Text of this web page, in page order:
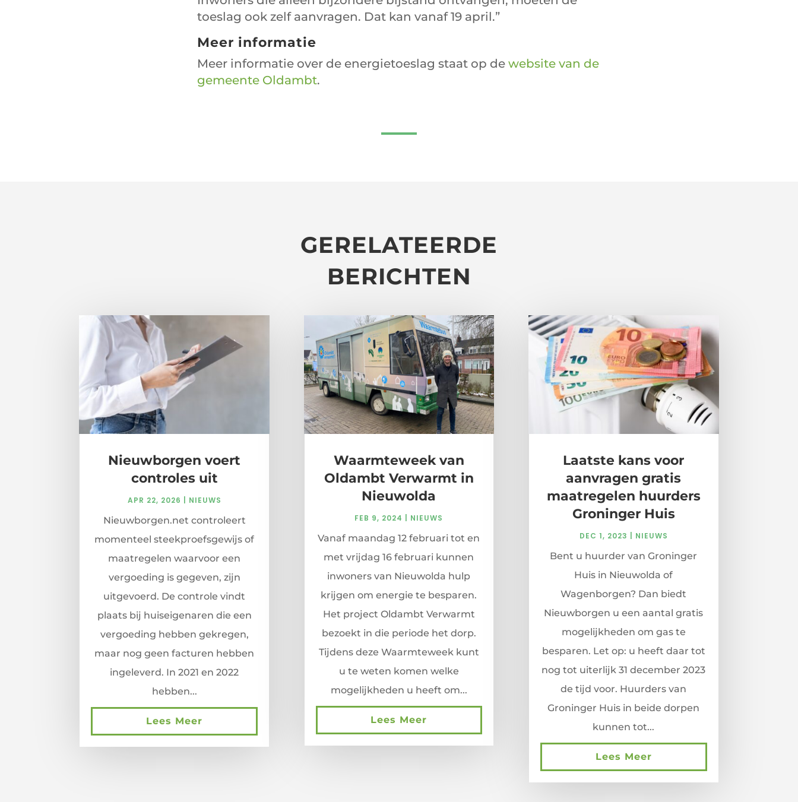
toeslag ook zelf aanvragen. Dat kan vanaf 19 april.”
Meer informatie
Meer informatie over de energietoeslag staat op de website van de
gemeente Oldambt.
GERELATEERDE
BERICHTEN
Nieuwborgen voert
controles uit
APR 22, 2026 NIEUWS
Nieuwborgen.net controleert
momenteel steekproefsgewijs of
maatregelen waarvoor een
vergoeding is gegeven, zijn
uitgevoerd. De controle vindt
plaats bij huiseigenaren die een
vergoeding hebben gekregen,
maar nog geen facturen hebben
ingeleverd. In 2021 en 2022
hebben...
Lees Meer
Waarmteweek van
Oldambt Verwarmt in
Nieuwolda
FEB 9, 2024 NIEUWS
Vanaf maandag 12 februari tot en
met vrijdag 16 februari kunnen
inwoners van Nieuwolda hulp
krijgen om energie te besparen.
Het project Oldambt Verwarmt
bezoekt in die periode het dorp.
Tijdens deze Waarmteweek kunt
u te weten komen welke
mogelijkheden u heeft om...
Lees Meer
Laatste kans voor
aanvragen gratis
maatregelen huurders
Groninger Huis
DEC 1, 2023 NIEUWS
Bent u huurder van Groninger
Huis in Nieuwolda of
Wagenborgen? Dan biedt
Nieuwborgen u een aantal gratis
mogelijkheden om gas te
besparen. Let op: u heeft daar tot
nog tot uiterlijk 31 december 2023
de tijd voor. Huurders van
Groninger Huis in beide dorpen
kunnen tot...
Lees Meer